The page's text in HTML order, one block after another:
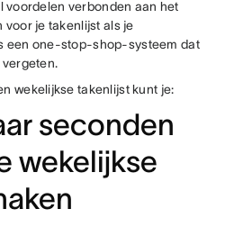
voordelen verbonden aan het
voor je takenlijst als je
een one-stop-shop-systeem dat
wekelijkse takenlijst kunt je:
seconden
wekelijkse